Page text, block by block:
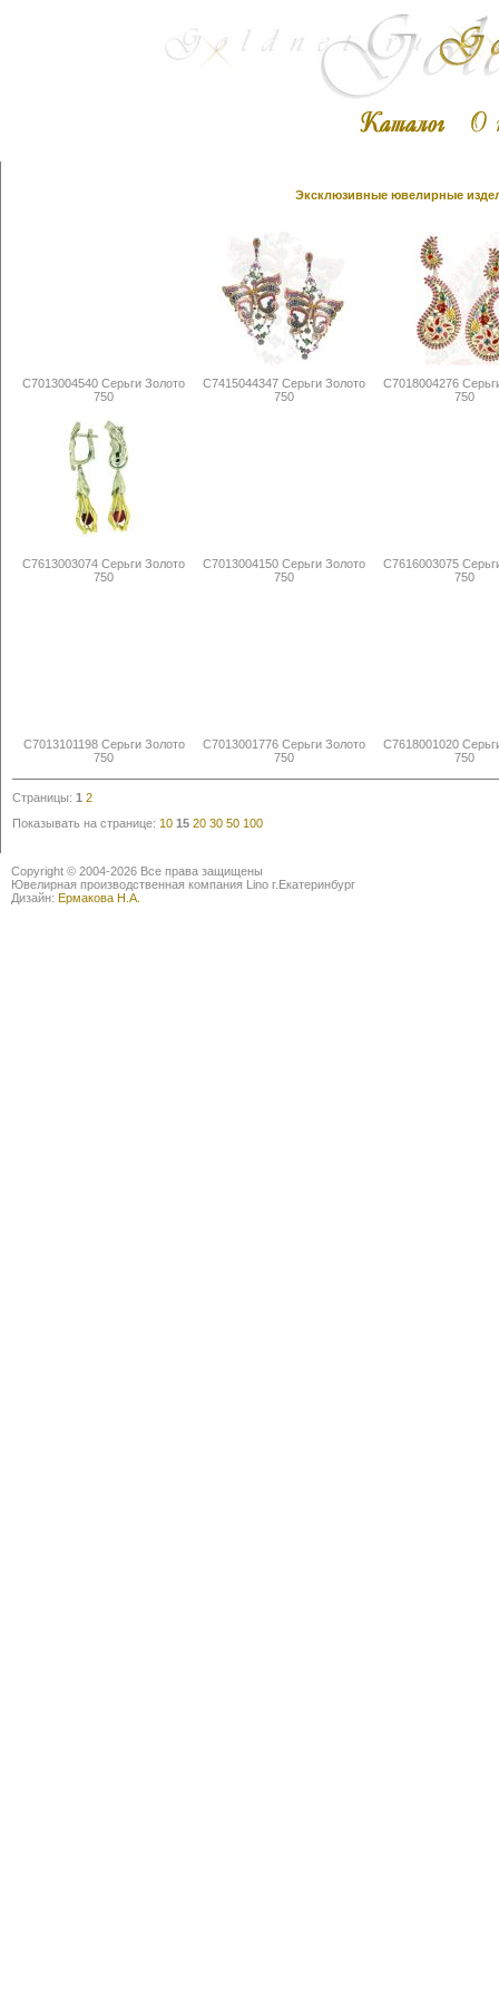
Эксклюзивные ювелирные
С7013004540 Серьги Золото
750
С7415044347 Серьги Золото
750
С7018004276
750
С7613003074 Серьги Золото
750
С7013004150 Серьги Золото
750
С7616003075
750
С7013101198 Серьги Золото
750
С7013001776 Серьги Золото
750
С7618001020
750
Страницы: 1 2
Показывать на странице: 10 15 20 30 50 100
Copyright © 2004-2026 Все права защищены
Ювелирная производственная компания Lino г.Екатеринбург
Дизайн: Ермакова Н.А.